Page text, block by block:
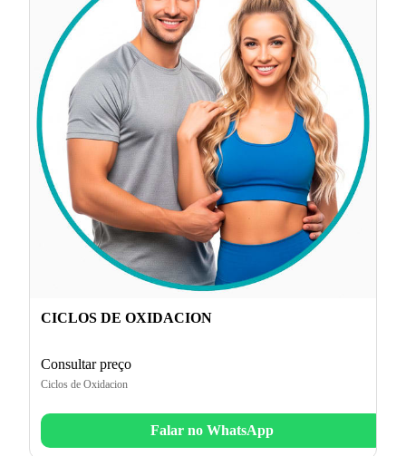
CICLOS DE OXIDACION
Consultar preço
Ciclos de Oxidacion
Falar no WhatsApp